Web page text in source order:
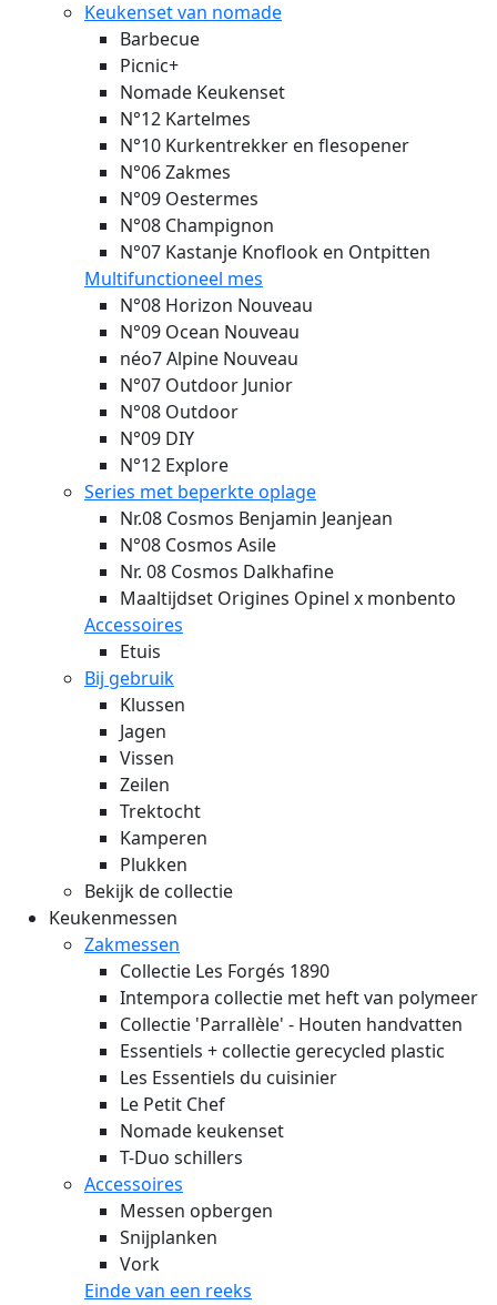
Keukenset van nomade
Barbecue
Picnic+
Nomade Keukenset
N°12 Kartelmes
N°10 Kurkentrekker en flesopener
N°06 Zakmes
N°09 Oestermes
N°08 Champignon
N°07 Kastanje Knoflook en Ontpitten
Multifunctioneel mes
N°08 Horizon Nouveau
N°09 Ocean Nouveau
néo7 Alpine Nouveau
N°07 Outdoor Junior
N°08 Outdoor
N°09 DIY
N°12 Explore
Series met beperkte oplage
Nr.08 Cosmos Benjamin Jeanjean
N°08 Cosmos Asile
Nr. 08 Cosmos Dalkhafine
Maaltijdset Origines Opinel x monbento
Accessoires
Etuis
Bij gebruik
Klussen
Jagen
Vissen
Zeilen
Trektocht
Kamperen
Plukken
Bekijk de collectie
Keukenmessen
Zakmessen
Collectie Les Forgés 1890
Intempora collectie met heft van polymeer
Collectie 'Parrallèle' - Houten handvatten
Essentiels + collectie gerecycled plastic
Les Essentiels du cuisinier
Le Petit Chef
Nomade keukenset
T-Duo schillers
Accessoires
Messen opbergen
Snijplanken
Vork
Einde van een reeks